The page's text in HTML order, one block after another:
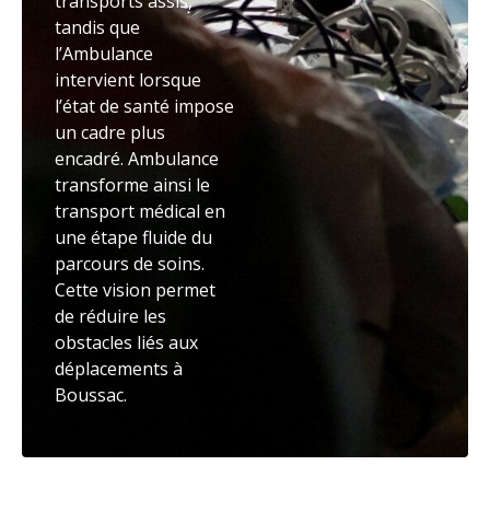
tandis que
l’Ambulance
intervient lorsque
l’état de santé impose
un cadre plus
encadré. Ambulance
transforme ainsi le
transport médical en
une étape fluide du
parcours de soins.
Cette vision permet
de réduire les
obstacles liés aux
déplacements à
Boussac.